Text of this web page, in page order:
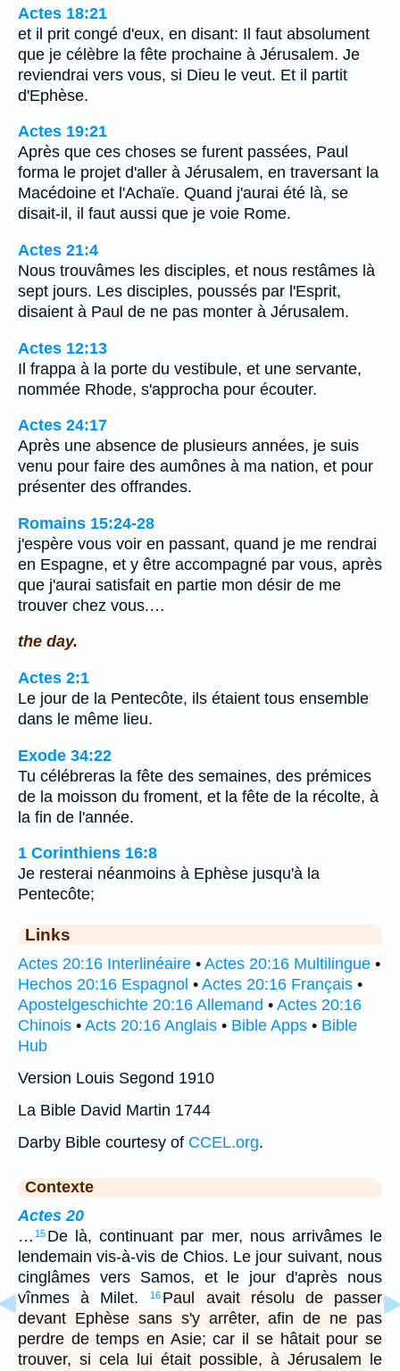
Actes 18:21
et il prit congé d'eux, en disant: Il faut absolument
que je célèbre la fête prochaine à Jérusalem. Je
reviendrai vers vous, si Dieu le veut. Et il partit
d'Ephèse.
Actes 19:21
Après que ces choses se furent passées, Paul
forma le projet d'aller à Jérusalem, en traversant la
Macédoine et l'Achaïe. Quand j'aurai été là, se
disait-il, il faut aussi que je voie Rome.
Actes 21:4
Nous trouvâmes les disciples, et nous restâmes là
sept jours. Les disciples, poussés par l'Esprit,
disaient à Paul de ne pas monter à Jérusalem.
Actes 12:13
Il frappa à la porte du vestibule, et une servante,
nommée Rhode, s'approcha pour écouter.
Actes 24:17
Après une absence de plusieurs années, je suis
venu pour faire des aumônes à ma nation, et pour
présenter des offrandes.
Romains 15:24-28
j'espère vous voir en passant, quand je me rendrai
en Espagne, et y être accompagné par vous, après
que j'aurai satisfait en partie mon désir de me
trouver chez vous.…
the day.
Actes 2:1
Le jour de la Pentecôte, ils étaient tous ensemble
dans le même lieu.
Exode 34:22
Tu célébreras la fête des semaines, des prémices
de la moisson du froment, et la fête de la récolte, à
la fin de l'année.
1 Corinthiens 16:8
Je resterai néanmoins à Ephèse jusqu'à la
Pentecôte;
Links
Actes 20:16 Interlinéaire • Actes 20:16 Multilingue •
Hechos 20:16 Espagnol • Actes 20:16 Français •
Apostelgeschichte 20:16 Allemand • Actes 20:16
Chinois • Acts 20:16 Anglais • Bible Apps • Bible
Hub
Version Louis Segond 1910
La Bible David Martin 1744
Darby Bible courtesy of CCEL.org.
Contexte
Actes 20
… 15 De là, continuant par mer, nous arrivâmes le
lendemain vis-à-vis de Chios. Le jour suivant, nous
cinglâmes vers Samos, et le jour d'après nous
vînmes à Milet.
16 Paul avait résolu de passer
devant Ephèse sans s'y arrêter, afin de ne pas
perdre de temps en Asie; car il se hâtait pour se
trouver, si cela lui était possible, à Jérusalem le